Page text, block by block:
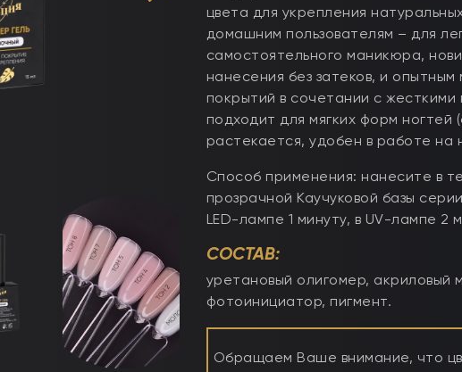
цвета для укрепления
домашним пользователям – для
самостоятельного маникюра,
нанесения без затеков, и
покрытий в сочетании с
подходит для мягких форм ногтей
растекается, удобен в работе на
Способ применения: нанесите в
прозрачной Каучуковой базы
LED-лампе 1 минуту, в UV-лампе 2
СОСТАВ:
уретановый олигомер,
фотоинициатор, пигмент.
Обращаем Ваше внимание, что